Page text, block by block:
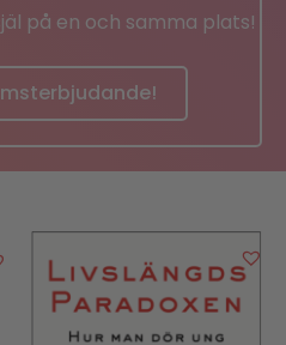
på en och samma plats!